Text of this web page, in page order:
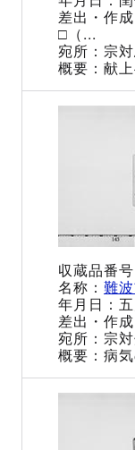
□（...
宗
献
難
宗
病